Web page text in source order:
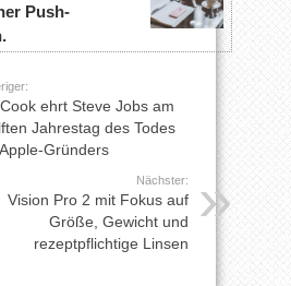
Push-
ehrt Steve Jobs am
Jahrestag des Todes
Gründers
Nächster:
Vision Pro 2 mit Fokus auf
Größe, Gewicht und
rezeptpflichtige Linsen